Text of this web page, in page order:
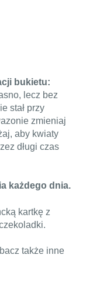
bukietu:
lecz bez
stał przy
zmieniaj
aby kwiaty
długi czas
każdego dnia.
kartkę z
także inne